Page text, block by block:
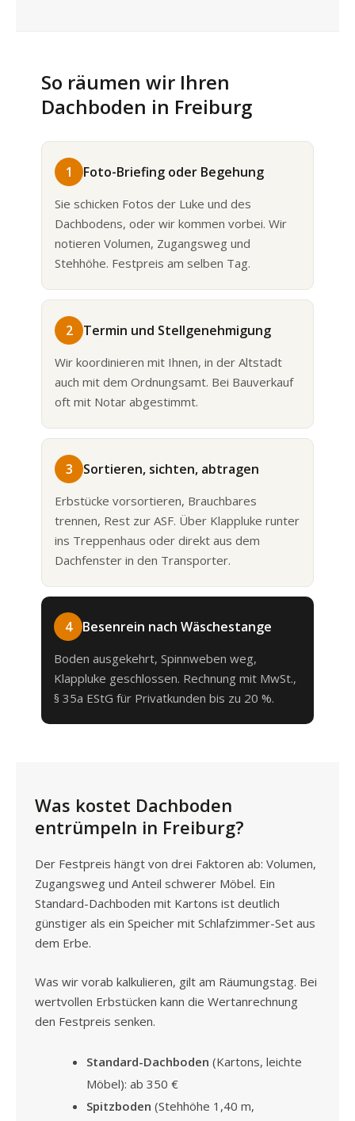
So räumen wir Ihren
Dachboden in Freiburg
1 Foto-Briefing oder Begehung
Sie schicken Fotos der Luke und des
Dachbodens, oder wir kommen vorbei. Wir
notieren Volumen, Zugangsweg und
Stehhöhe. Festpreis am selben Tag.
2 Termin und Stellgenehmigung
Wir koordinieren mit Ihnen, in der Altstadt
auch mit dem Ordnungsamt. Bei Bauverkauf
oft mit Notar abgestimmt.
3 Sortieren, sichten, abtragen
Erbstücke vorsortieren, Brauchbares
trennen, Rest zur ASF. Über Klappluke runter
ins Treppenhaus oder direkt aus dem
Dachfenster in den Transporter.
4 Besenrein nach Wäschestange
Boden ausgekehrt, Spinnweben weg,
Klappluke geschlossen. Rechnung mit MwSt.,
§ 35a EStG für Privatkunden bis zu 20 %.
Was kostet Dachboden
entrümpeln in Freiburg?
Der Festpreis hängt von drei Faktoren ab: Volumen,
Zugangsweg und Anteil schwerer Möbel. Ein
Standard-Dachboden mit Kartons ist deutlich
günstiger als ein Speicher mit Schlafzimmer-Set aus
dem Erbe.
Was wir vorab kalkulieren, gilt am Räumungstag. Bei
wertvollen Erbstücken kann die Wertanrechnung
den Festpreis senken.
Standard-Dachboden (Kartons, leichte
Möbel): ab 350 €
Spitzboden (Stehhöhe 1,40 m,